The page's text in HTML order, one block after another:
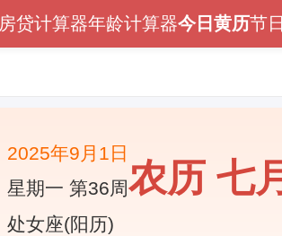
房贷计算器年龄计算器今日黄历节
2025年9月1日
星期一 第36周
处女座(阳历)
农历 七